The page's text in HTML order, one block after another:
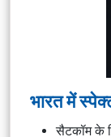
भारत में
सैटकॉम के